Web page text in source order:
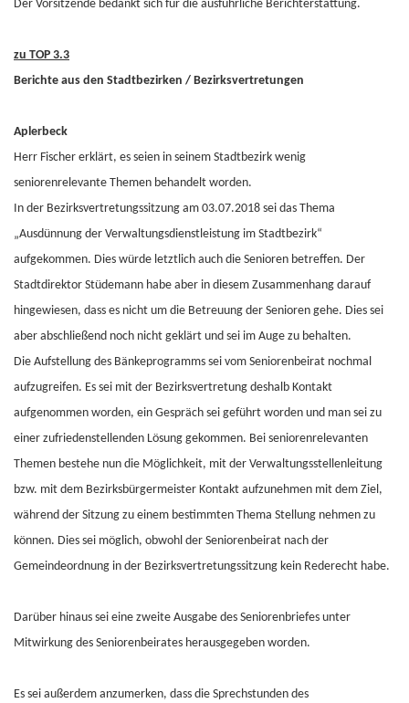
Der Vorsitzende bedankt sich für die ausführliche Berichterstattung.
zu TOP 3.3
Berichte aus den Stadtbezirken / Bezirksvertretungen
Aplerbeck
Herr Fischer erklärt, es seien in seinem Stadtbezirk wenig
seniorenrelevante Themen behandelt worden.
In der Bezirksvertretungssitzung am 03.07.2018 sei das Thema
„Ausdünnung der Verwaltungsdienstleistung im Stadtbezirk“
aufgekommen. Dies würde letztlich auch die Senioren betreffen. Der
Stadtdirektor Stüdemann habe aber in diesem Zusammenhang darauf
hingewiesen, dass es nicht um die Betreuung der Senioren gehe. Dies sei
aber abschließend noch nicht geklärt und sei im Auge zu behalten.
Die Aufstellung des Bänkeprogramms sei vom Seniorenbeirat nochmal
aufzugreifen. Es sei mit der Bezirksvertretung deshalb Kontakt
aufgenommen worden, ein Gespräch sei geführt worden und man sei zu
einer zufriedenstellenden Lösung gekommen. Bei seniorenrelevanten
Themen bestehe nun die Möglichkeit, mit der Verwaltungsstellenleitung
bzw. mit dem Bezirksbürgermeister Kontakt aufzunehmen mit dem Ziel,
während der Sitzung zu einem bestimmten Thema Stellung nehmen zu
können. Dies sei möglich, obwohl der Seniorenbeirat nach der
Gemeindeordnung in der Bezirksvertretungssitzung kein Rederecht habe.
Darüber hinaus sei eine zweite Ausgabe des Seniorenbriefes unter
Mitwirkung des Seniorenbeirates herausgegeben worden.
Es sei außerdem anzumerken, dass die Sprechstunden des